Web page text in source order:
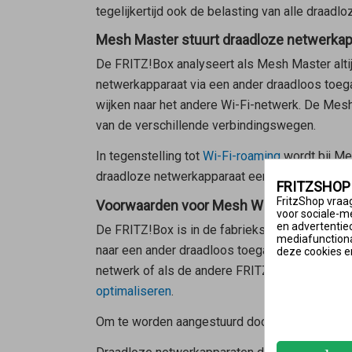
tegelijkertijd ook de belasting van alle
Mesh Master stuurt draadloze
De FRITZ!Box analyseert als Mesh Master
netwerkapparaat via een ander draadloos
wijken naar het andere Wi-Fi-netwerk. De
van de verschillende verbindingswegen.
In tegenstelling tot Wi-Fi-roamingwordt bij
draadloze netwerkapparaat een aanvraag te
Voorwaarden voor Mesh Wi-Fi steering
De FRITZ!Box is in de fabrieksinstellingen
naar een ander draadloos toegangspunt kan
netwerk of als de andere FRITZ!-apparaten
optimaliseren.
Om te worden aangestuurd door de
FritzShop
voor sociale-
en
deze cookies